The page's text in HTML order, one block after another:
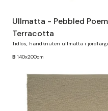
Ullmatta - Pebbled
Terracotta
Tidlös, handknuten ullmatta i
B 140x200cm